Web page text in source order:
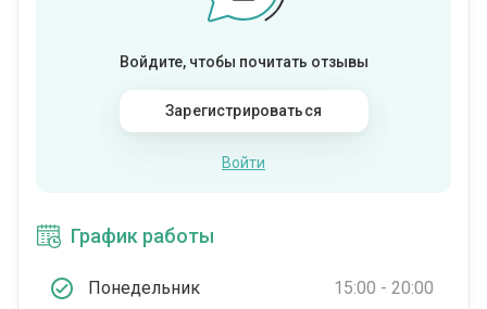
Войдите, чтобы почитать отзывы
Зарегистрироваться
Войти
График работы
Понедельник 15:00 - 20:00